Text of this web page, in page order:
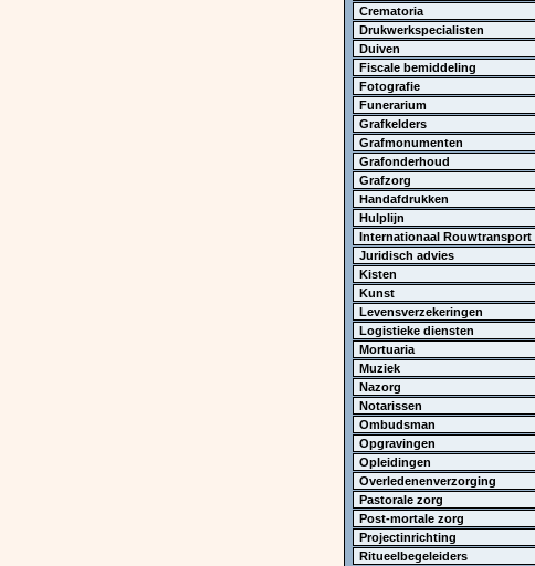
Crematoria
Drukwerkspecialisten
Duiven
Fiscale bemiddeling
Fotografie
Funerarium
Grafkelders
Grafmonumenten
Grafonderhoud
Grafzorg
Handafdrukken
Hulplijn
Internationaal Rouwtransport
Juridisch advies
Kisten
Kunst
Levensverzekeringen
Logistieke diensten
Mortuaria
Muziek
Nazorg
Notarissen
Ombudsman
Opgravingen
Opleidingen
Overledenenverzorging
Pastorale zorg
Post-mortale zorg
Projectinrichting
Ritueelbegeleiders